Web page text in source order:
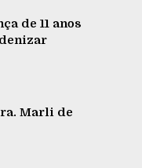
de 11 anos
Marli de